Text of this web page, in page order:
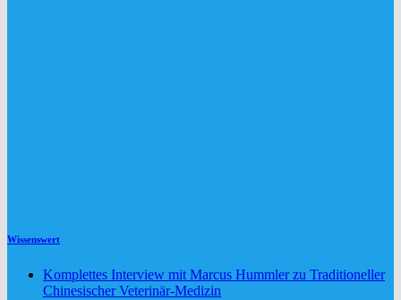
Wissenswert
Komplettes Interview mit Marcus Hummler zu Traditioneller
Chinesischer Veterinär-Medizin